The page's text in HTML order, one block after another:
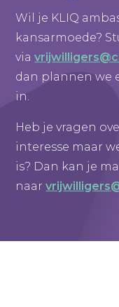
Wil je KLIQ
kansarmoede?
via
dan plannen we
in.
Heb je vragen
interesse maar
is? Dan kan je
naar